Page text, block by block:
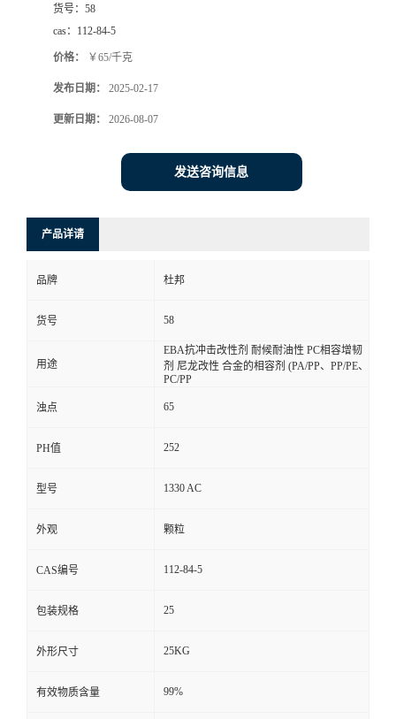
货号： 58
cas： 112-84-5
价格： ￥65/千克
发布日期： 2025-02-17
更新日期： 2026-08-07
发送咨询信息
产品详请
品牌 杜邦
货号 58
用途
EBA抗冲击改性剂 耐候耐油性 PC相容增韧
剂 尼龙改性 合金的相容剂 (PA/PP、PP/PE、
PC/PP
浊点 65
PH值 252
型号 1330 AC
外观 颗粒
CAS编号 112-84-5
包装规格 25
外形尺寸 25KG
有效物质含量 99%